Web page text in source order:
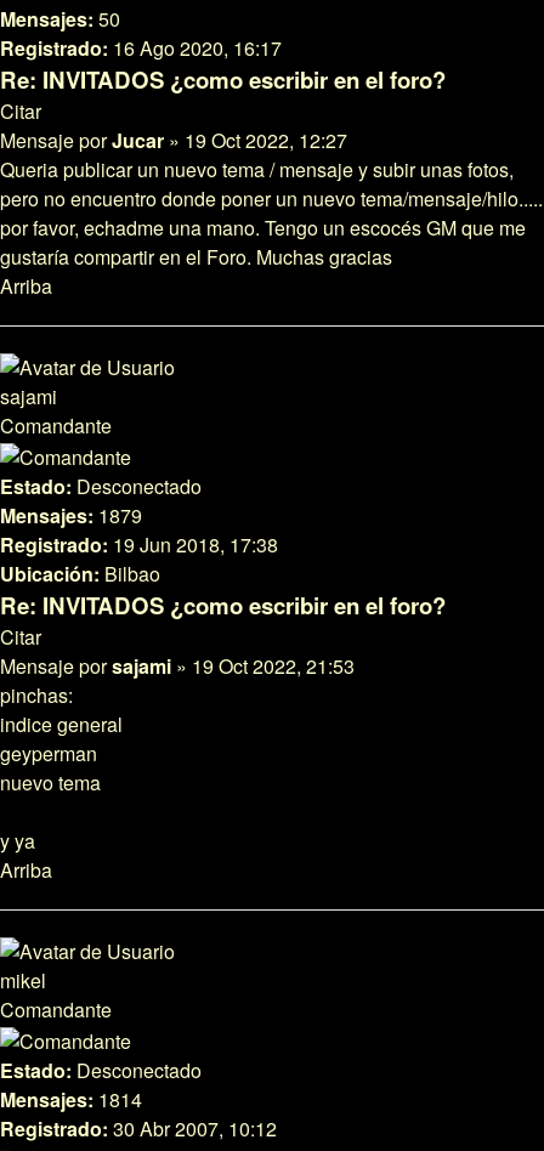
Mensajes: 50
Registrado: 16 Ago 2020, 16:17
Re: INVITADOS ¿como escribir en el foro?
Citar
MensajeporJucar » 19 Oct 2022, 12:27
Queria publicar un nuevo tema / mensaje y subir unas fotos,
pero no encuentro donde poner un nuevo tema/mensaje/hilo.....
por favor, echadme una mano. Tengo un escocés GM que me
gustaría compartir en el Foro. Muchas gracias
Arriba
sajami
Comandante
Estado: Desconectado
Mensajes: 1879
Registrado: 19 Jun 2018, 17:38
Ubicación: Bilbao
Re: INVITADOS ¿como escribir en el foro?
Citar
Mensajeporsajami » 19 Oct 2022, 21:53
pinchas:
indice general
geyperman
nuevo tema
y ya
Arriba
mikel
Comandante
Estado: Desconectado
Mensajes: 1814
Registrado: 30 Abr 2007, 10:12